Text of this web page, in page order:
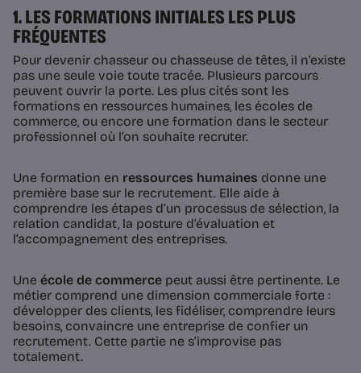
1. LES FORMATIONS INITIALES LES PLUS
FRÉQUENTES
Pour devenir chasseur ou chasseuse de têtes, il n’existe
pas une seule voie toute tracée. Plusieurs parcours
peuvent ouvrir la porte. Les plus cités sont les
formations en ressources humaines, les écoles de
commerce, ou encore une formation dans le secteur
professionnel où l’on souhaite recruter.
Une formation en ressources humaines donne une
première base sur le recrutement. Elle aide à
comprendre les étapes d’un processus de sélection, la
relation candidat, la posture d’évaluation et
l’accompagnement des entreprises.
Une école de commerce peut aussi être pertinente. Le
métier comprend une dimension commerciale forte :
développer des clients, les fidéliser, comprendre leurs
besoins, convaincre une entreprise de confier un
recrutement. Cette partie ne s’improvise pas
totalement.